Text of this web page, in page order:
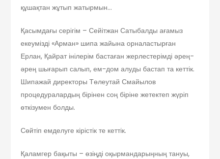
құшақтан жұтып жатырмын…
Қасымдағы серігім – Сейітжан Сатыбалды ағамыз
екеумізді «Арман» шипа жайына орналастырған
Ерлан, Қайрат інілерім бастаған жерлестерімді әрең-
әрең шығарып салып, ем-дом алуды бастап та кеттік.
Шипажай директоры Төлеутай Смайылов
процедуралардың бірінен соң біріне жетектеп жүріп
өткізумен болды.
Сөйтіп емделуге кірістік те кеттік.
Қаламгер бақыты – өзіңді оқырмандарыңның тануы,